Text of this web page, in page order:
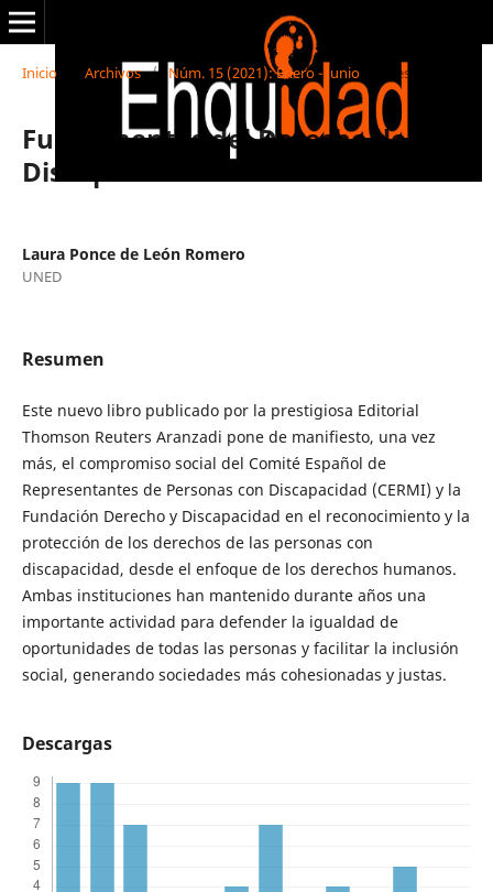
Inicio Archivos / Núm. 15 (2021): Enero - Junio Reseñas
Fundamentos del Derecho de la
Discapacidad
Laura Ponce de León Romero
UNED
Resumen
Este nuevo libro publicado por la prestigiosa Editorial
Thomson Reuters Aranzadi pone de manifiesto, una vez
más, el compromiso social del Comité Español de
Representantes de Personas con Discapacidad (CERMI) y la
Fundación Derecho y Discapacidad en el reconocimiento y la
protección de los derechos de las personas con
discapacidad, desde el enfoque de los derechos humanos.
Ambas instituciones han mantenido durante años una
importante actividad para defender la igualdad de
oportunidades de todas las personas y facilitar la inclusión
social, generando sociedades más cohesionadas y justas.
Descargas